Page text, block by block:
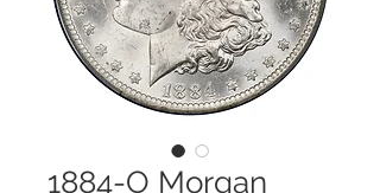
1884-O Morgan